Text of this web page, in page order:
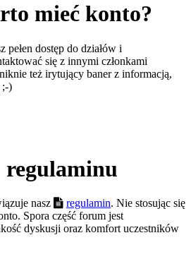
mieć konto?
pełen dostęp do działów i
się z innymi członkami
też irytujący baner z informacją,
;-)
regulaminu
nasz regulamin. Nie stosując się
Spora część forum jest
dyskusji oraz komfort uczestników